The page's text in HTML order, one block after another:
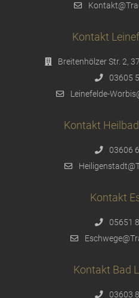
Kontakt
Breitenhölzer Str. 2,
03605
Leinefelde-
Kontakt
03606
Kontakt
05651
Kontakt Bad
03603